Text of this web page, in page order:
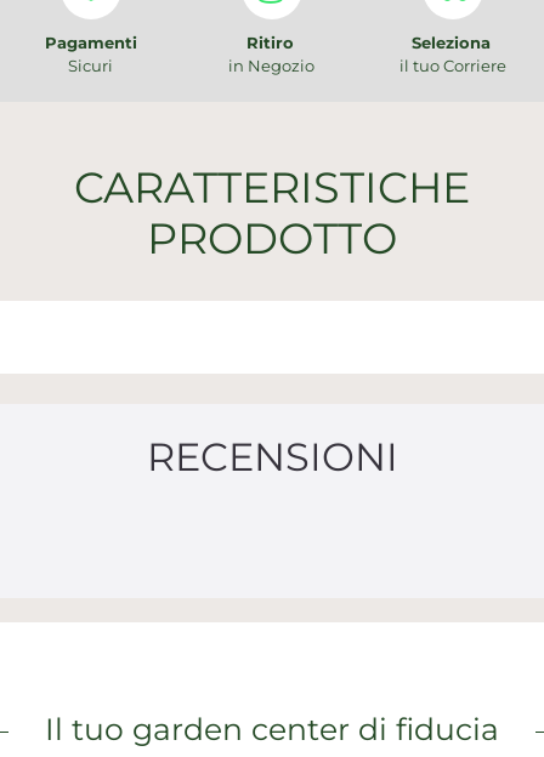
Pagamenti
Sicuri
Ritiro
in Negozio
Seleziona
il tuo Corriere
CARATTERISTICHE
PRODOTTO
RECENSIONI
Il tuo garden center di fiducia